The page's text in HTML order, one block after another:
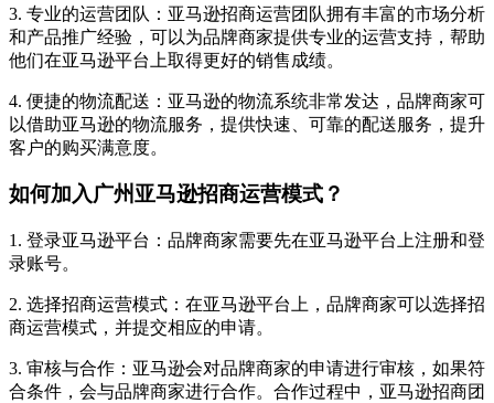
3. 专业的运营团队：亚马逊招商运营团队拥有丰富的市场分析
和产品推广经验，可以为品牌商家提供专业的运营支持，帮助
他们在亚马逊平台上取得更好的销售成绩。
4. 便捷的物流配送：亚马逊的物流系统非常发达，品牌商家可
以借助亚马逊的物流服务，提供快速、可靠的配送服务，提升
客户的购买满意度。
如何加入广州亚马逊招商运营模式？
1. 登录亚马逊平台：品牌商家需要先在亚马逊平台上注册和登
录账号。
2. 选择招商运营模式：在亚马逊平台上，品牌商家可以选择招
商运营模式，并提交相应的申请。
3. 审核与合作：亚马逊会对品牌商家的申请进行审核，如果符
合条件，会与品牌商家进行合作。合作过程中，亚马逊招商团